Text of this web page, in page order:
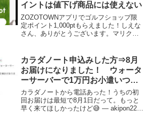
イントは値下げ商品には使えない
ZOZOTOWNアプリでゴルフショップ限
定ポイント1,000ptもらえました！しえな
さん、ありがとうございます。マリクレ
いよね。または、ゴルフポイントではな
い、通...
カラダノート申込みした方⇒8月
お届けになりました！ ウォータ
ーサーバーで1万円お小遣いつ
き！お水2本無料！ECナビ
カラダノートから電話あった！うちの初
回お届けは最短で8月1日だって。もっと
早く来てほしかったけど😅 — akipon229